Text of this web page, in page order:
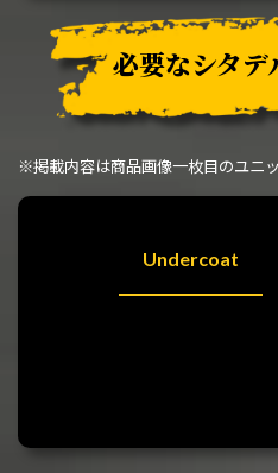
必要なシタデ
※掲載内容は商品画像一枚目のユニ
Undercoat